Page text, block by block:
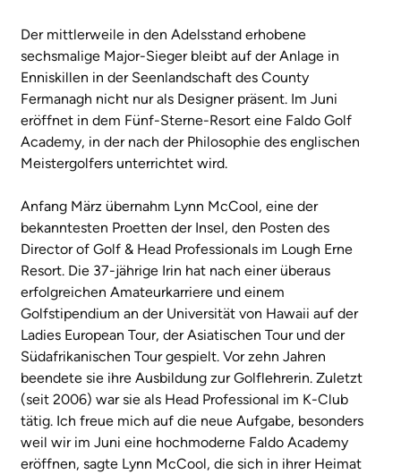
Der mittlerweile in den Adelsstand erhobene
sechsmalige Major-Sieger bleibt auf der Anlage in
Enniskillen in der Seenlandschaft des County
Fermanagh nicht nur als Designer präsent. Im Juni
eröffnet in dem Fünf-Sterne-Resort eine Faldo Golf
Academy, in der nach der Philosophie des englischen
Meistergolfers unterrichtet wird.
Anfang März übernahm Lynn McCool, eine der
bekanntesten Proetten der Insel, den Posten des
Director of Golf & Head Professionals im Lough Erne
Resort. Die 37-jährige Irin hat nach einer überaus
erfolgreichen Amateurkarriere und einem
Golfstipendium an der Universität von Hawaii auf der
Ladies European Tour, der Asiatischen Tour und der
Südafrikanischen Tour gespielt. Vor zehn Jahren
beendete sie ihre Ausbildung zur Golflehrerin. Zuletzt
(seit 2006) war sie als Head Professional im K-Club
tätig. Ich freue mich auf die neue Aufgabe, besonders
weil wir im Juni eine hochmoderne Faldo Academy
eröffnen, sagte Lynn McCool, die sich in ihrer Heimat